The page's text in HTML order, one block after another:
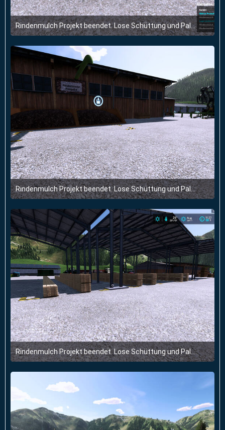
Rindenmulch Projekt beendet. Lose Schüttung und Paletten. Alles im Sägewerk.
15. Juli 2024 um 18:17
1
Rindenmulch Projekt beendet. Lose Schüttung und Paletten. Alles im Sägewerk.
15. Juli 2024 um 18:17
1
Rindenmulch Projekt beendet. Lose Schüttung und Paletten. Alles im Sägewerk.
15. Juli 2024 um 18:17
1